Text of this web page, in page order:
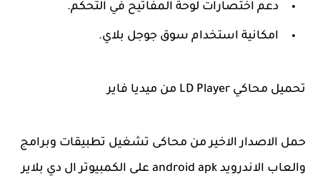
دعم اختصارات لوحة المفاتيح في التحكم.
امكانية استخدام سوق جوجل بلاي.
تحميل محاكي LD Player من ميديا فاير
حمل الاصدار الاخير من محاكى تشغيل تطبيقات وبرامج
والعاب الاندرويد android apk على الكمبيوتر ال دي بلاير